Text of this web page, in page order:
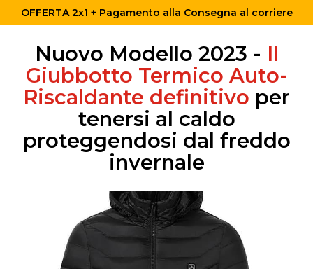
OFFERTA 2x1 + Pagamento alla Consegna al corriere
Nuovo Modello 2023 - Il
Giubbotto Termico Auto-
Riscaldante definitivo per
tenersi al caldo
proteggendosi dal freddo
invernale